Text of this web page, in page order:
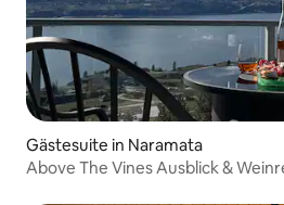
Gästesuite in Naramata
Above The Vines Ausblick & Weinreben – die perfekte